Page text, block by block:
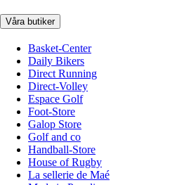
Våra butiker
Basket-Center
Daily Bikers
Direct Running
Direct-Volley
Espace Golf
Foot-Store
Galop Store
Golf and co
Handball-Store
House of Rugby
La sellerie de Maé